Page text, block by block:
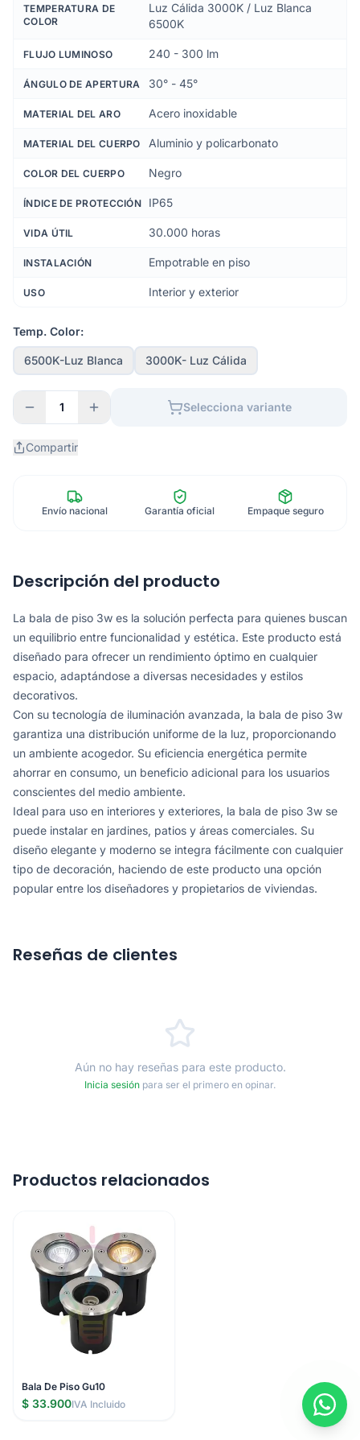
TEMPERATURA DE
COLOR
Luz Cálida 3000K / Luz Blanca
6500K
FLUJO LUMINOSO 240 - 300 lm
ÁNGULO DE APERTURA 30° - 45°
MATERIAL DEL ARO Acero inoxidable
MATERIAL DEL CUERPO Aluminio y policarbonato
COLOR DEL CUERPO Negro
ÍNDICE DE PROTECCIÓN IP65
VIDA ÚTIL 30.000 horas
INSTALACIÓN Empotrable en piso
USO Interior y exterior
Temp. Color:
6500K-Luz Blanca 3000K- Luz Cálida
1 Selecciona variante
Compartir
Envío nacional Garantía oficial Empaque seguro
Descripción del producto
La bala de piso 3w es la solución perfecta para quienes buscan
un equilibrio entre funcionalidad y estética. Este producto está
diseñado para ofrecer un rendimiento óptimo en cualquier
espacio, adaptándose a diversas necesidades y estilos
decorativos.
Con su tecnología de iluminación avanzada, la bala de piso 3w
garantiza una distribución uniforme de la luz, proporcionando
un ambiente acogedor. Su eficiencia energética permite
ahorrar en consumo, un beneficio adicional para los usuarios
conscientes del medio ambiente.
Ideal para uso en interiores y exteriores, la bala de piso 3w se
puede instalar en jardines, patios y áreas comerciales. Su
diseño elegante y moderno se integra fácilmente con cualquier
tipo de decoración, haciendo de este producto una opción
popular entre los diseñadores y propietarios de viviendas.
Reseñas de clientes
Aún no hay reseñas para este producto.
Inicia sesión para ser el primero en opinar.
Productos relacionados
Bala De Piso Gu10
$ 33.900IVA Incluido